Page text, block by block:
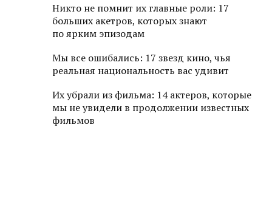
Никто не помнит их главные роли: 17
больших акетров, которых знают
по ярким эпизодам
Мы все ошибались: 17 звезд кино, чья
реальная национальность вас удивит
Их убрали из фильма: 14 актеров, которые
мы не увидели в продолжении известных
фильмов